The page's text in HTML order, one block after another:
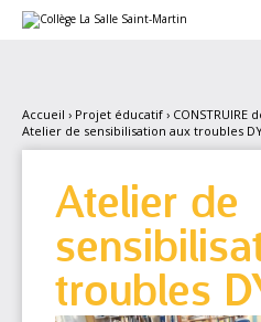
navigation
personnels
Accueil › Projet éducatif › CONSTRUIRE
Atelier de sensibilisation aux troubles
Atelier de
troubles